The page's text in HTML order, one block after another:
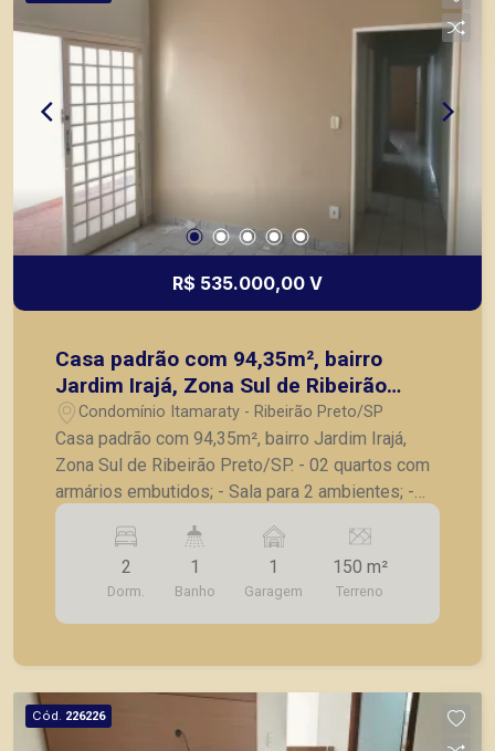
R$ 535.000,00 V
Casa padrão com 94,35m², bairro
Jardim Irajá, Zona Sul de Ribeirão
Preto/SP.
Condomínio Itamaraty - Ribeirão Preto/SP
Casa padrão com 94,35m², bairro Jardim Irajá,
Zona Sul de Ribeirão Preto/SP. - 02 quartos com
armários embutidos; - Sala para 2 ambientes; -
Banheiro social; - Cozinha planejada; - Área de
serviço; - 1 vaga de garagem. A Piramid tem
como objetivo atender seus clientes com
agilidade e segurança, em locação, vendas de
imóveis prontos, usados ou mesmo nos
2
Dorm.
1
Banho
1
Garagem
150 m²
Terreno
Cód. 226226